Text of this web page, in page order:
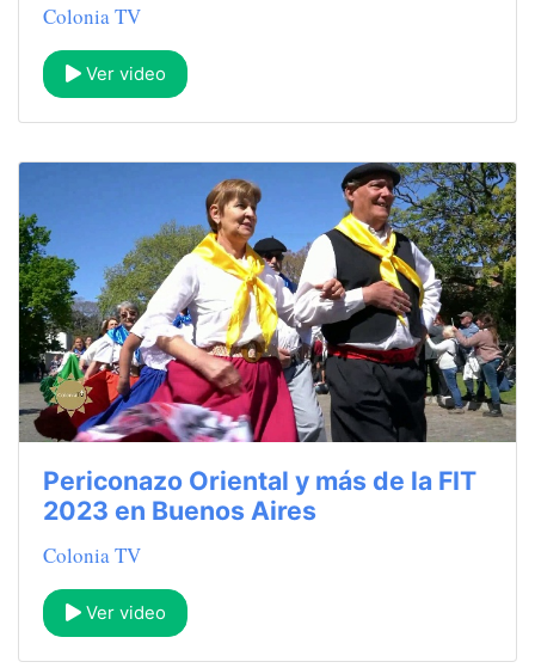
Colonia TV
Ver video
Periconazo Oriental y más de la FIT
2023 en Buenos Aires
Colonia TV
Ver video